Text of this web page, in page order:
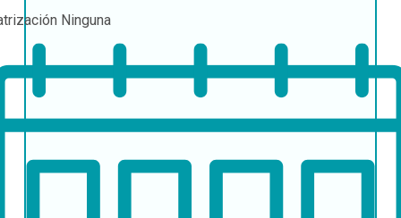
Ninguna